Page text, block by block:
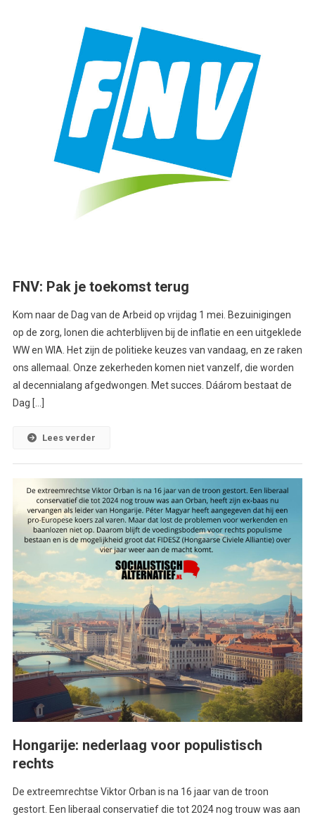
FNV: Pak je toekomst terug
Kom naar de Dag van de Arbeid op vrijdag 1 mei. Bezuinigingen
op de zorg, lonen die achterblijven bij de inflatie en een uitgeklede
WW en WIA. Het zijn de politieke keuzes van vandaag, en ze raken
ons allemaal. Onze zekerheden komen niet vanzelf, die worden
al decennialang afgedwongen. Met succes. Dáárom bestaat de
Dag […]
Lees verder
Hongarije: nederlaag voor populistisch
rechts
De extreemrechtse Viktor Orban is na 16 jaar van de troon
gestort. Een liberaal conservatief die tot 2024 nog trouw was aan